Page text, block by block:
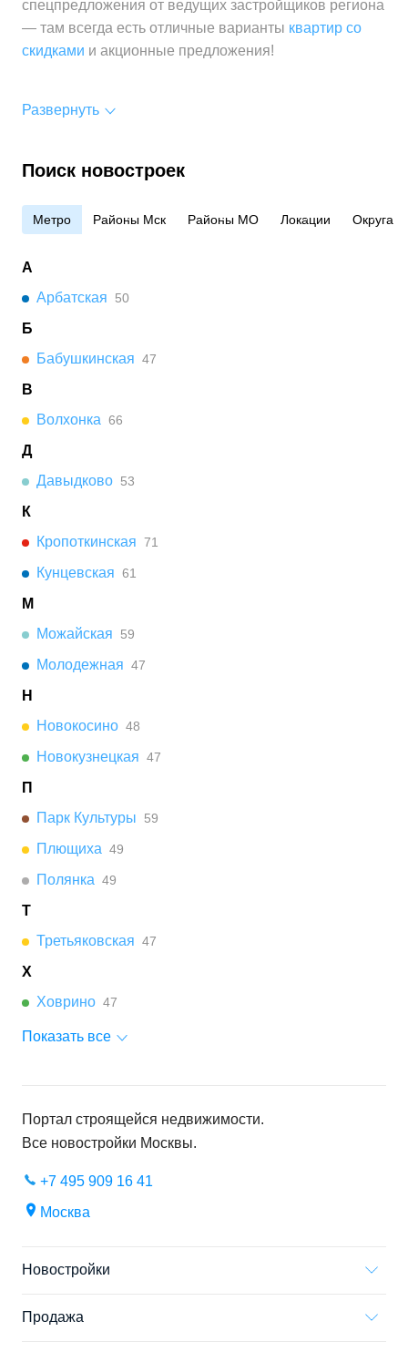
спецпредложения от ведущих застройщиков региона
— там всегда есть отличные варианты квартир со
скидками и акционные предложения!
Развернуть
Поиск новостроек
Метро Районы Мск Районы МО Локации Округа
А
Арбатская
50
Б
Бабушкинская 47
В
Волхонка 66
Д
Давыдково 53
К
Кропоткинская 71
Кунцевская 61
М
Можайская
59
Молодежная 47
Н
Новокосино 48
Новокузнецкая 47
П
Парк Культуры
59
Плющиха 49
Полянка 49
Т
Третьяковская 47
Х
Ховрино 47
Показать все
Портал строящейся недвижимости.
Все новостройки Москвы.
+7 495 909 16 41
Москва
Новостройки
Продажа